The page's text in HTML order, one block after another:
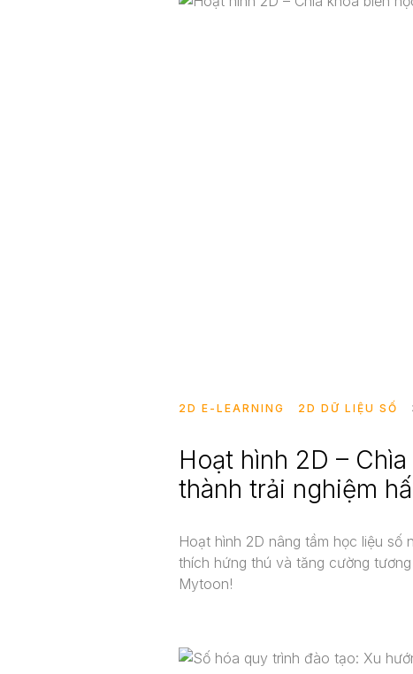
2D E-LEARNING 2D DỮ LIỆU SỐ
Hoạt hình 2D –
thành trải nghiệm
Hoạt hình 2D nâng tầm học liệu số
thích hứng thú và tăng cường
Mytoon!